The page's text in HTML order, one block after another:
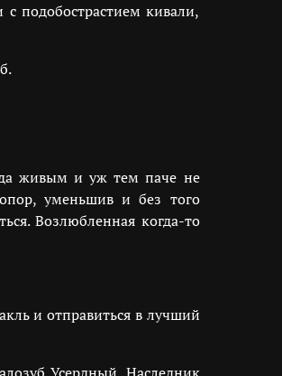
подобострастием кивали,
живым и уж тем паче не
уменьшив и без того
Возлюбленная когда-то
и отправиться в лучший